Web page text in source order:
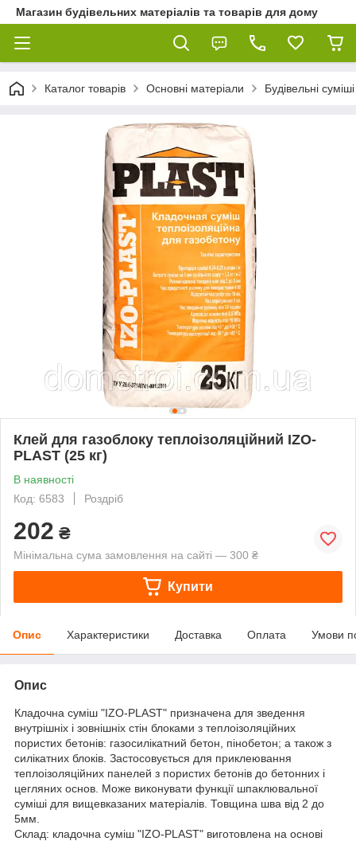
Магазин будівельних матеріалів та товарів для дому
Каталог товарів Основні матеріали Будівельні суміші
Клей для газоблоку теплоізоляційний IZO-
PLAST (25 кг)
В наявності
Код: 6583
Роздріб
202 ₴
Мінімальна сума замовлення на сайті — 300 ₴
Купити
Опис Характеристики Доставка Оплата Умови
Опис
Кладочна суміш "IZO-PLAST" призначена для зведення
внутрішніх і зовнішніх стін блоками з теплоізоляційних
пористих бетонів: газосилікатний бетон, пінобетон; а також з
силікатних блоків. Застосовується для приклеювання
теплоізоляційних панелей з пористих бетонів до бетонних і
цегляних основ. Може виконувати функції шпаклювальної
суміші для вищевказаних матеріалів. Товщина шва від 2 до
5мм.
Склад: кладочна суміш "IZO-PLAST" виготовлена на основі